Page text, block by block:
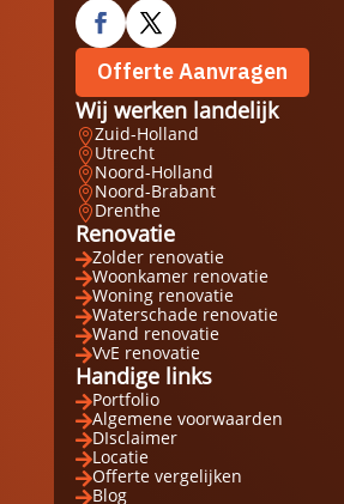
Offerte Aanvragen
Wij werken landelijk
Zuid-Holland
Utrecht
Noord-Holland
Noord-Brabant
Drenthe
Renovatie
Zolder renovatie
Woonkamer renovatie
Woning renovatie
Waterschade renovatie
Wand renovatie
VvE renovatie
Handige links
Portfolio
Algemene voorwaarden
DIsclaimer
Locatie
Offerte vergelijken
Blog